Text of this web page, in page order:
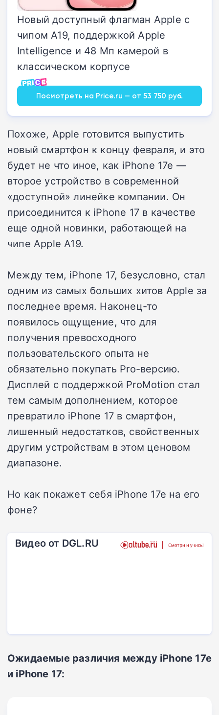
Новый доступный флагман Apple с
чипом A19, поддержкой Apple
Intelligence и 48 Мп камерой в
классическом корпусе
Посмотреть на Price.ru — от 53 750 руб.
Похоже, Apple готовится выпустить
новый смартфон к концу февраля, и это
будет не что иное, как iPhone 17e —
второе устройство в современной
«доступной» линейке компании. Он
присоединится к iPhone 17 в качестве
еще одной новинки, работающей на
чипе Apple A19.
Между тем, iPhone 17, безусловно, стал
одним из самых больших хитов Apple за
последнее время. Наконец-то
появилось ощущение, что для
получения превосходного
пользовательского опыта не
обязательно покупать Pro-версию.
Дисплей с поддержкой ProMotion стал
тем самым дополнением, которое
превратило iPhone 17 в смартфон,
лишенный недостатков, свойственных
другим устройствам в этом ценовом
диапазоне.
Но как покажет себя iPhone 17e на его
фоне?
Видео от DGL.RU
Ожидаемые различия между iPhone 17e
и iPhone 17: